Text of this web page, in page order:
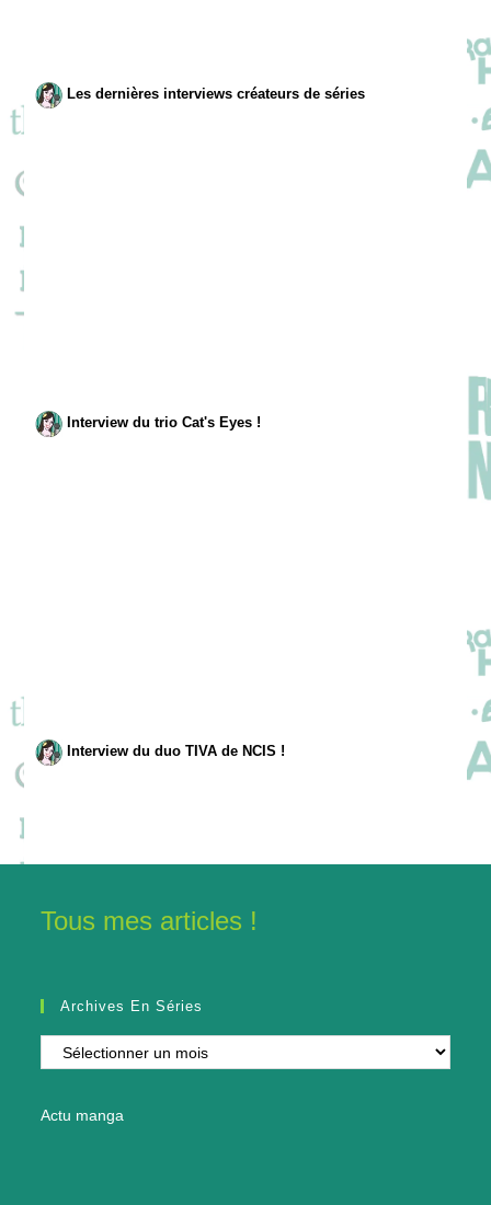
Les dernières interviews créateurs de séries
Interview du trio Cat's Eyes !
Interview du duo TIVA de NCIS !
Tous mes articles !
Archives En Séries
Archives
en
Actu manga